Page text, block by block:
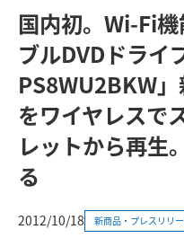
国内初。Wi-Fi
ブルDVDドライ
PS8WU2BKW
をワイヤレスで
レットから再生
る
2012/10/18 新商品・プレスリリ